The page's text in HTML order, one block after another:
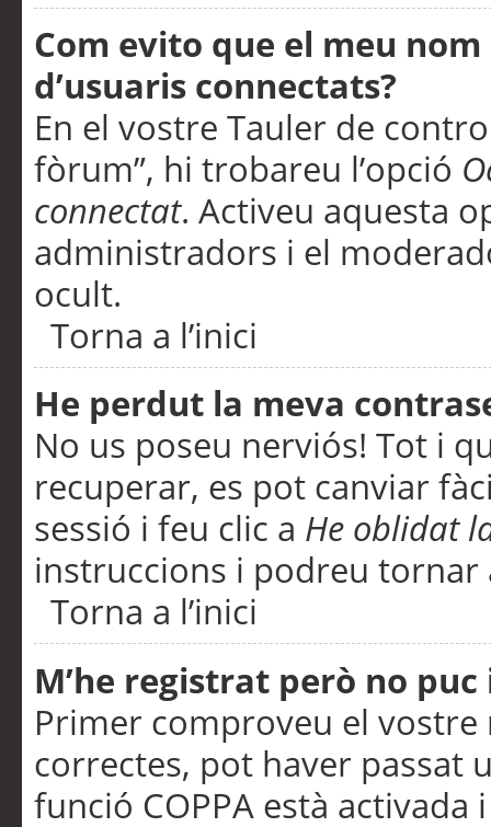
Com evito que el meu
d’usuaris connectats?
En el vostre Tauler de
fòrum”, hi trobareu l’opció
connectat. Activeu aquesta
administradors i el
ocult.
Torna a l’inici
He perdut la meva
No us poseu nerviós! Tot i
recuperar, es pot canviar
sessió i feu clic a He oblidat
instruccions i podreu tornar
Torna a l’inici
M’he registrat però no
Primer comproveu el vostre
correctes, pot haver passat
funció COPPA està